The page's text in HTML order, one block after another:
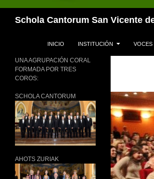
Schola Cantorum San Vicente
INICIO
INSTITUCIÓN VOCES
UNA AGRUPACIÓN CORAL
FORMADA POR TRES
COROS:
SCHOLA CANTORUM
AHOTS ZURIAK